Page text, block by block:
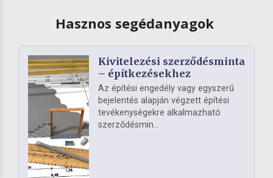
Hasznos segédanyagok
Kivitelezési szerződésminta
– építkezésekhez
Az építési engedély vagy egyszerű
bejelentés alapján végzett építési
tevékenységekre alkalmazható
szerződésmin...